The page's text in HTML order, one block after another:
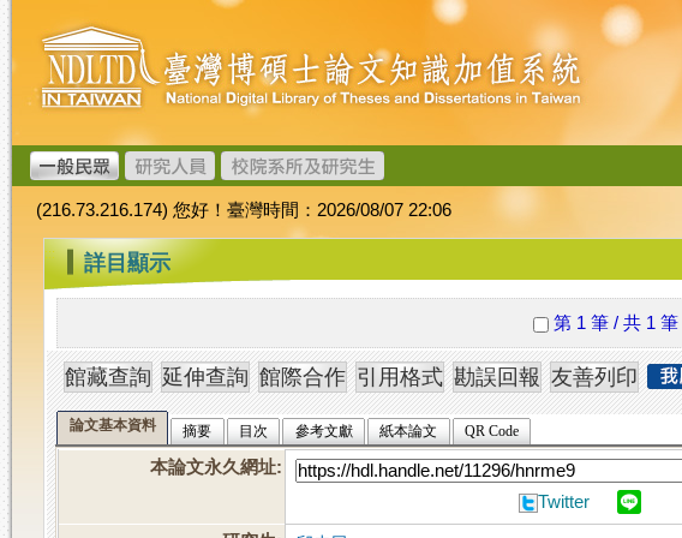
跳
到
主
要
內
容
臺
灣
博
碩
士
論
文
加
值
系
統
(216.73.216.174) 您好！臺灣時間：2026/08/07 22:06
::: 詳目顯示
第 1 筆 / 共 1 筆
論文基本資料 摘要 目次 參考文獻 紙本論文 QR Code
本論文永久網址:
Twitter